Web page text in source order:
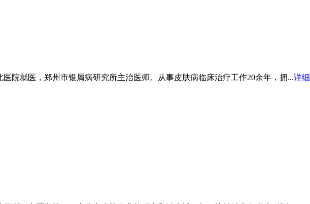
院就医，郑州市银屑病研究所主治医师。从事皮肤病临床治疗工作20余年，拥...详细